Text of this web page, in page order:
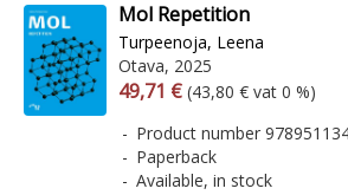
Mol Repetition
Turpeenoja, Leena
Otava, 2025
Arvonlisäverollinen hinta
49,71 € Excl. vat
(43,80 € vat 0 %)
Product number
Paperback
Available, in stock